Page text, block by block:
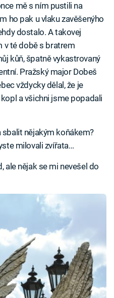
mě s ním pustili na
ho pak u vlaku zavěšenýho
dostalo. A takovej
v té době s bratrem
kůň, špatně vykastrovaný
Pražský major Dobeš
vždycky dělal, že je
a všichni jsme popadali
sbalit nějakým koňákem?
milovali zvířata…
ale nějak se mi nevešel do